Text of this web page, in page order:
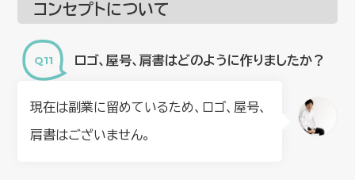
コンセプトについて
ロゴ、屋号、肩書はどのように作りましたか？
現在は副業に留めているため、ロゴ、屋号、
肩書はございません。